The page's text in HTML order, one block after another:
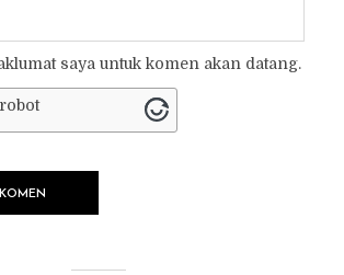
saya untuk komen akan datang.